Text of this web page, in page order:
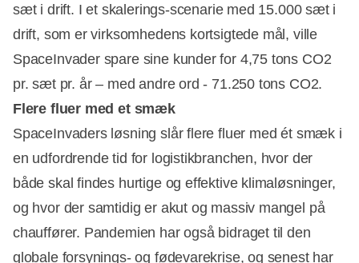
sæt i drift. I et skalerings-scenarie med 15.000 sæt i
drift, som er virksomhedens kortsigtede mål, ville
SpaceInvader spare sine kunder for 4,75 tons CO2
pr. sæt pr. år – med andre ord - 71.250 tons CO2.
Flere fluer med et smæk
SpaceInvaders løsning slår flere fluer med ét smæk i
en udfordrende tid for logistikbranchen, hvor der
både skal findes hurtige og effektive klimaløsninger,
og hvor der samtidig er akut og massiv mangel på
chauffører. Pandemien har også bidraget til den
globale forsynings- og fødevarekrise, og senest har